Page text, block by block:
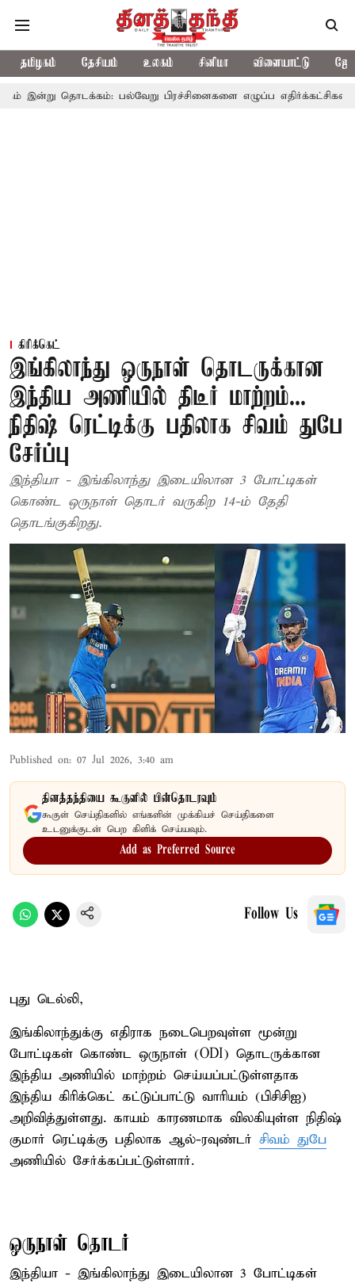
தமிழகம் தேசியம் உலகம் சினிமா விளையாட்டு
பல்வேறு பிரச்சினைகளை எழுப்ப எதிர்க்கட்சிகள் திட்டம்
கிரிக்கெட்
இங்கிலாந்து ஒருநாள் தொடருக்கான
இந்திய அணியில் திடீர் மாற்றம்...
நிதிஷ் ரெட்டிக்கு பதிலாக சிவம் துபே
சேர்ப்பு
இந்தியா - இங்கிலாந்து இடையிலான 3 போட்டிகள்
கொண்ட ஒருநாள் தொடர் வருகிற 14-ம் தேதி
தொடங்குகிறது.
Published on: 07 Jul 2026, 3:40 am
தினத்தந்தியை கூகுளில் பின்தொடரவும்
கூகுள் செய்திகளில் எங்களின் முக்கியச் செய்திகளை
உடனுக்குடன் பெற கிளிக் செய்யவும்.
Add as Preferred Source
Follow Us
புது டெல்லி,
இங்கிலாந்துக்கு எதிராக நடைபெறவுள்ள மூன்று
போட்டிகள் கொண்ட ஒருநாள் (ODI) தொடருக்கான
இந்திய அணியில் மாற்றம் செய்யப்பட்டுள்ளதாக
இந்திய கிரிக்கெட் கட்டுப்பாட்டு வாரியம் (பிசிசிஐ)
அறிவித்துள்ளது. காயம் காரணமாக விலகியுள்ள நிதிஷ்
குமார் ரெட்டிக்கு பதிலாக ஆல்-ரவுண்டர் சிவம் துபே
அணியில் சேர்க்கப்பட்டுள்ளார்.
ஒருநாள் தொடர்
இந்தியா - இங்கிலாந்து இடையிலான 3 போட்டிகள்